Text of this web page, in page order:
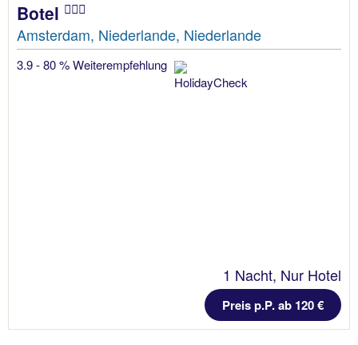
Botel
Amsterdam, Niederlande, Niederlande
3.9 - 80 % Weiterempfehlung
1 Nacht, Nur Hotel
Preis p.P. ab 120 €